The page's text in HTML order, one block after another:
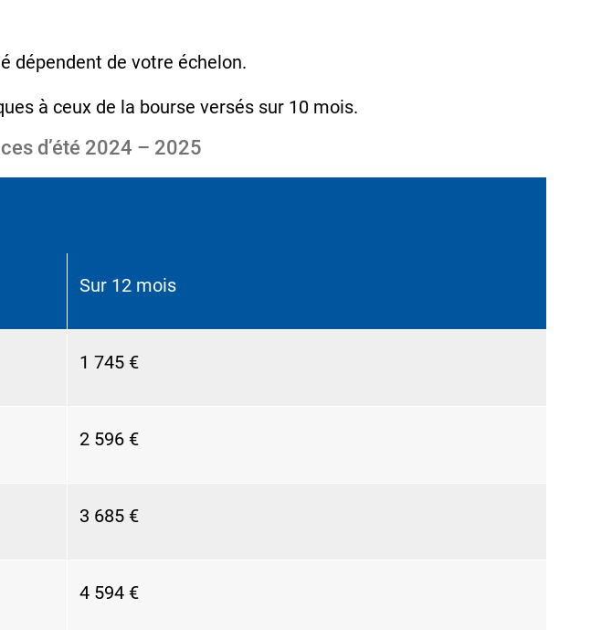
dépendent de votre échelon.
à ceux de la bourse versés sur 10 mois.
d’été 2024 – 2025
Sur 12 mois
1 745 €
2 596 €
3 685 €
4 594 €